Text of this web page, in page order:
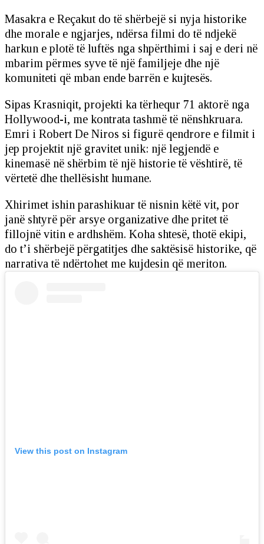
Masakra e Reçakut do të shërbejë si nyja historike
dhe morale e ngjarjes, ndërsa filmi do të ndjekë
harkun e plotë të luftës nga shpërthimi i saj e deri në
mbarim përmes syve të një familjeje dhe një
komuniteti që mban ende barrën e kujtesës.
Sipas Krasniqit, projekti ka tërhequr 71 aktorë nga
Hollywood-i, me kontrata tashmë të nënshkruara.
Emri i Robert De Niros si figurë qendrore e filmit i
jep projektit një gravitet unik: një legjendë e
kinemasë në shërbim të një historie të vështirë, të
vërtetë dhe thellësisht humane.
Xhirimet ishin parashikuar të nisnin këtë vit, por
janë shtyrë për arsye organizative dhe pritet të
fillojnë vitin e ardhshëm. Koha shtesë, thotë ekipi,
do t’i shërbejë përgatitjes dhe saktësisë historike, që
narrativa të ndërtohet me kujdesin që meriton.
View this post on Instagram